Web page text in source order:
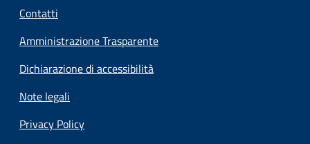
Contatti
Amministrazione Trasparente
Dichiarazione di accessibilità
Note legali
Privacy Policy